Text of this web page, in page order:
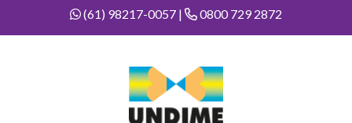
(61) 98217-0057 |
0800 729 2872